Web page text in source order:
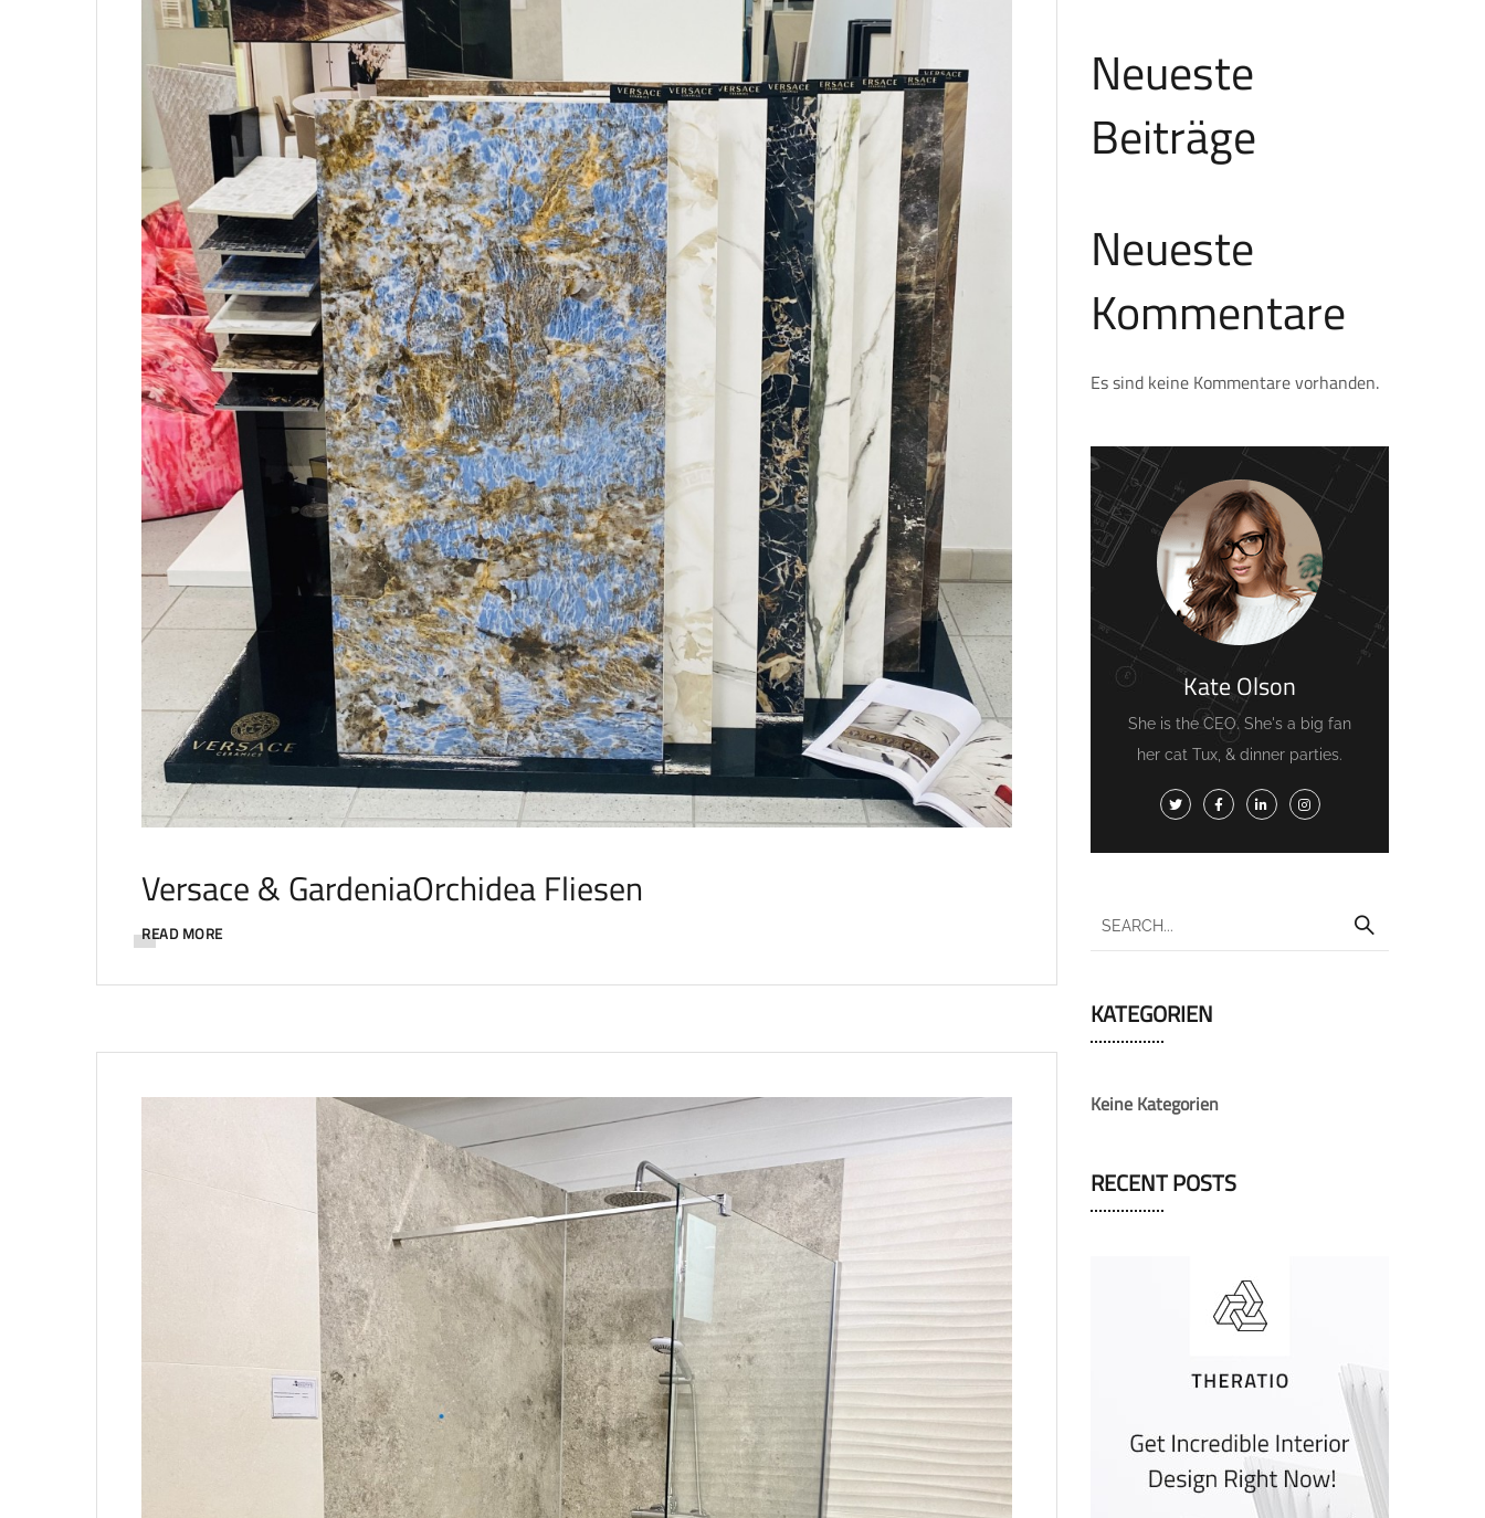
Versace & GardeniaOrchidea Fliesen
READ MORE
Neueste
Beiträge
Neueste
Kommentare
Es sind keine Kommentare vorhanden.
Kate Olson
She is the CEO. She's a big fan
her cat Tux, & dinner parties.
KATEGORIEN
Keine Kategorien
RECENT POSTS